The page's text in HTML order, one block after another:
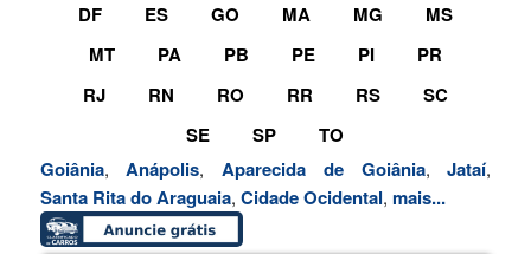
DF
ES GO MA MG
MS
MT
PA PB PE PI
PR
RJ
RN RO RR RS
SC
SE
SP
TO
Goiânia,Anápolis,Aparecida de Goiânia,Jataí,
Santa Rita do Araguaia, Cidade Ocidental, mais...